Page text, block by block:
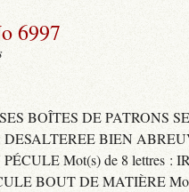
6997
BOÎTES DE PATRONS
DESALTEREE BIEN
Mot(s) de 8 lettres :
BOUT DE MATIÈRE